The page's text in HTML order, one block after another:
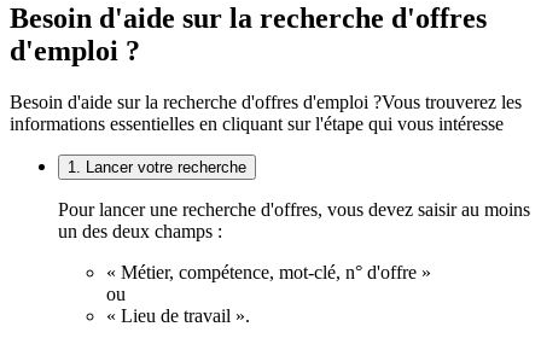
Besoin d'aide sur la recherche d'offres
d'emploi ?
Besoin d'aide sur la recherche d'offres d'emploi ?Vous trouverez les
informations essentielles en cliquant sur l'étape qui vous intéresse
1. Lancer votre recherche
Pour lancer une recherche d'offres, vous devez saisir au moins
un des deux champs :
« Métier, compétence, mot-clé, n° d'offre »
ou
« Lieu de travail ».